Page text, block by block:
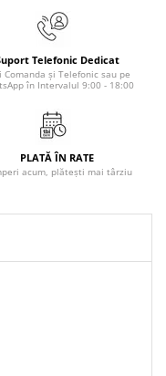
Telefonic Dedicat
Comanda și Telefonic sau pe
în Intervalul 9:00 - 18:00
PLATĂ ÎN RATE
acum, plătești mai târziu